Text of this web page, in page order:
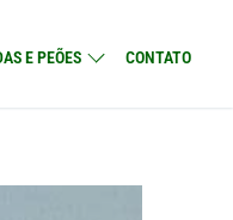
E PEÕES CONTATO